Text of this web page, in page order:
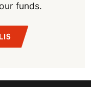
funds.